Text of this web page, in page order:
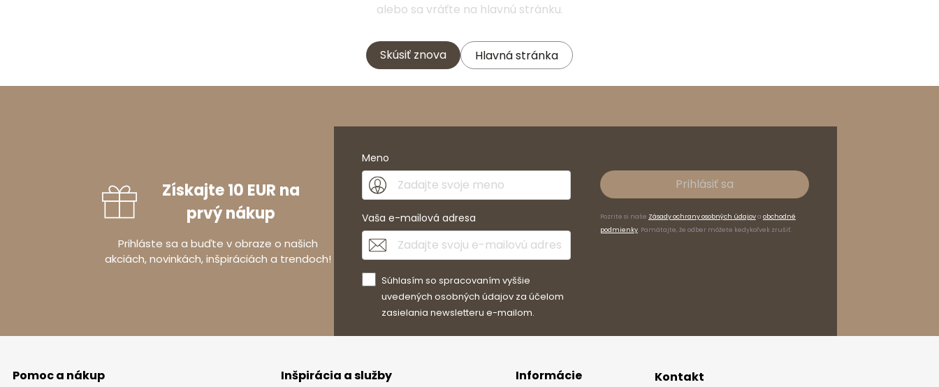
alebo sa vráťte na hlavnú stránku.
Skúsiť znova Hlavná stránka
Získajte 10 EUR na
prvý nákup
Prihláste sa a buďte v obraze o našich
akciách, novinkách, inšpiráciách a trendoch!
Meno
Vaša e-mailová adresa
Súhlasím so spracovaním vyššie
uvedených osobných údajov za účelom
zasielania newsletteru e-mailom.
Prihlásiť sa
Pozrite si naše Zásady ochrany osobných údajova obchodné
podmienky. Pamätajte, že odber môžete kedykoľvek zrušiť.
Pomoc a nákup Inšpirácia a služby Informácie Kontakt